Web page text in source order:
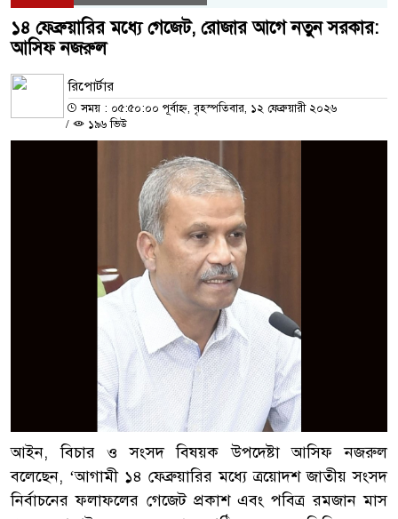
১৪ ফেব্রুয়ারির মধ্যে গেজেট, রোজার আগে নতুন সরকার:
আসিফ নজরুল
রিপোর্টার
সময় : ০৫:৫০:০০ পূর্বাহ্ন, বৃহস্পতিবার, ১২ ফেব্রুয়ারী ২০২৬
/
১৯৬ ভিউ
আইন, বিচার ও সংসদ বিষয়ক উপদেষ্টা আসিফ নজরুল
বলেছেন, ‘আগামী ১৪ ফেব্রুয়ারির মধ্যে ত্রয়োদশ জাতীয় সংসদ
নির্বাচনের ফলাফলের গেজেট প্রকাশ এবং পবিত্র রমজান মাস